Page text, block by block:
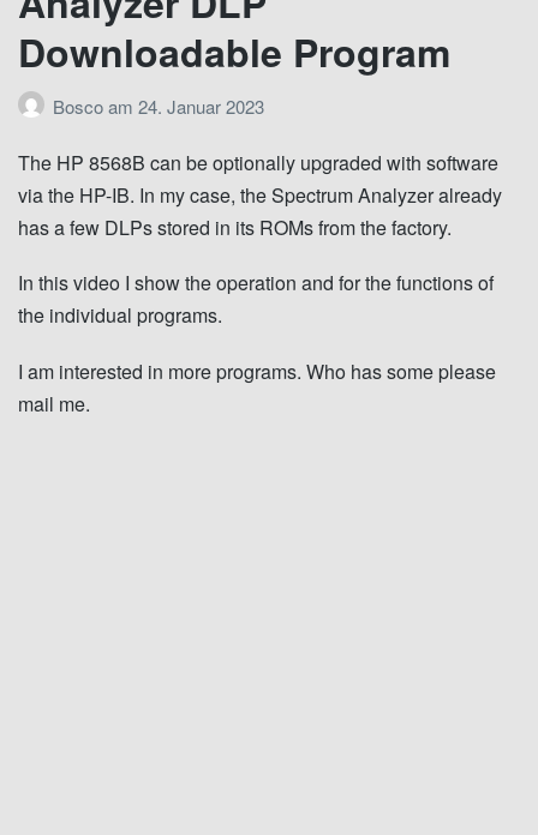
Downloadable Program
Boscoam 24. Januar 2023
The HP 8568B can be optionally upgraded with software
via the HP-IB. In my case, the Spectrum Analyzer already
has a few DLPs stored in its ROMs from the factory.
In this video I show the operation and for the functions of
the individual programs.
I am interested in more programs. Who has some please
mail me.